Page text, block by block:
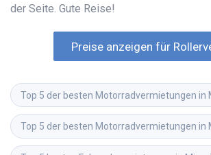
der Seite. Gute Reise!
Preise anzeigen für
Top 5 der besten Motorradvermietungen in
Top 5 der besten Motorradvermietungen in